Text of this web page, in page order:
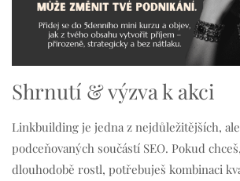
Shrnutí & výzva k akci
Linkbuilding je jedna z nejdůležitějších,
podceňovaných součástí SEO. Pokud
dlouhodobě rostl, potřebuješ kombinaci